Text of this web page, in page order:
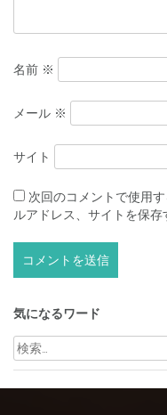
名前 ※
メール ※
サイト
次回のコメントで使用
ルアドレス、サイトを保存
気になるワード
検
索: